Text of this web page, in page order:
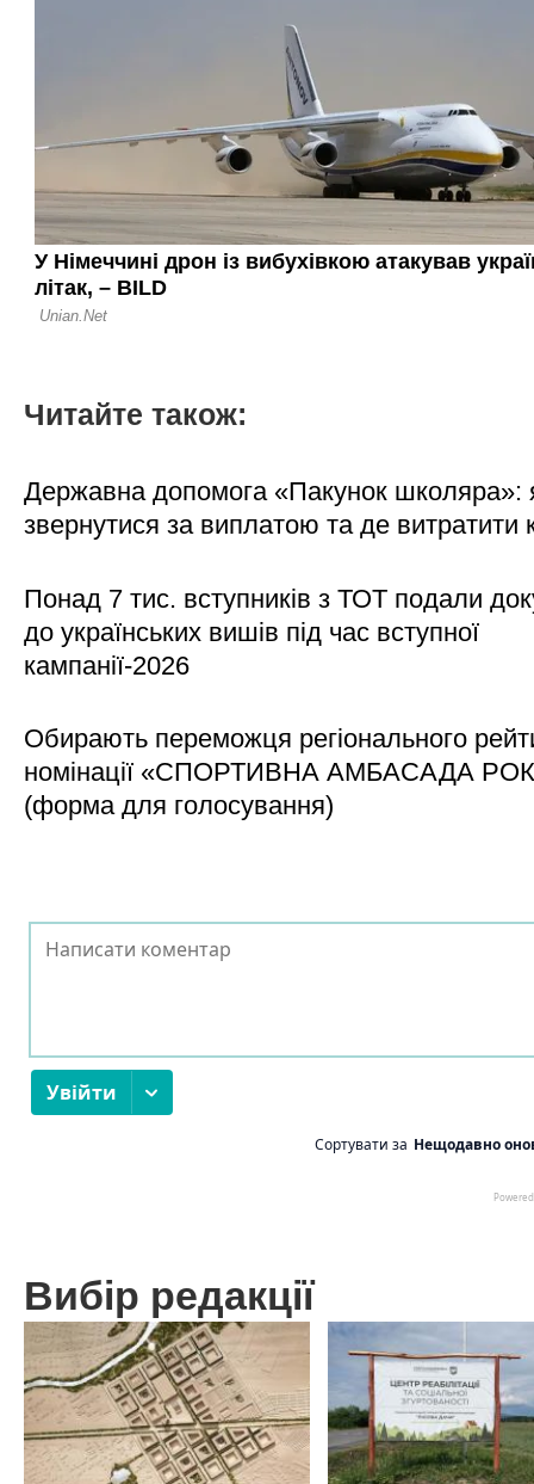
Читайте також:
Державна допомога «Пакунок школяра»:
звернутися за виплатою та де витратити
Понад 7 тис. вступників з ТОТ подали
до українських вишів під час вступної
кампанії-2026
Обирають переможця регіонального
номінації «СПОРТИВНА АМБАСАДА
(форма для голосування)
Вибір редакції